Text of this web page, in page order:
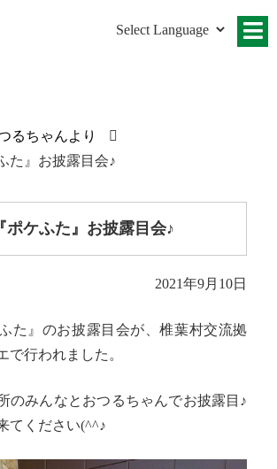
るちゃんより
た』お披露目会♪
ポケふた』お披露目会♪
2021年9月10日
た』のお披露目会が、椎葉村交流拠
で行われました。
のみんなとおつるちゃんでお披露目♪
てください(^^♪